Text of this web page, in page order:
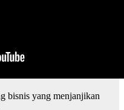
bisnis yang menjanjikan